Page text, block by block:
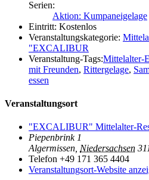
Serien:
Aktion: Kumpaneigelage
Eintritt: Kostenlos
Veranstaltungskategorie:
"EXCALIBUR
Veranstaltung-Tags:Mittelalter-
mit Freunden, Rittergelage,
essen
Veranstaltungsort
"EXCALIBUR" Mittelalter-
Piepenbrink 1
Algermissen Niedersachsen
Telefon +49 171 365 4404
Veranstaltungsort-Website